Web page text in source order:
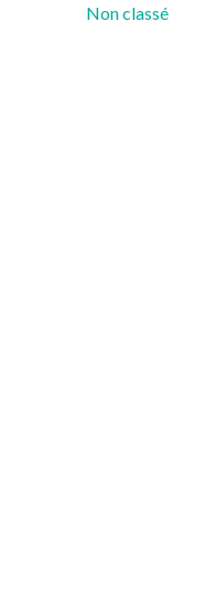
Non classé